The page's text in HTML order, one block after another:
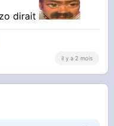
dirait
il y a 2 mois